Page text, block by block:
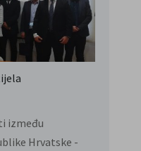
između
Hrvatske -